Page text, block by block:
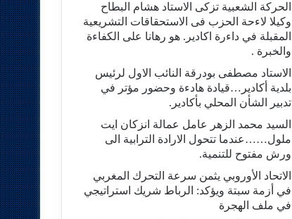
الحركة الشعبية تزكى الاستاد هشام البطاح
وكيلا لاءحة الحزب فى الاستحقاقات التشريعية
المقبلة في داءرة اكادير. هو رهانا على الكفاءة
والخبرة .
الاستاد مصطفى بودرقة النائب الاول لرئيس
بلدية أكادير…قيادة هادءة وحضور مؤتر في
تدبير الشأن المحلي بأكادير.
السيد محمد الزهر عامل عمالة انزكان ايت
ملول……عندما تتحول الارادة الترابية الى
ورش مفتوح للتنمية.
الاتحاد الأوروبي يثمن سرعة التحرك المغربي
في أزمة سبتة ويؤكد: الرباط شريك استراتيجي
في ملف الهجرة